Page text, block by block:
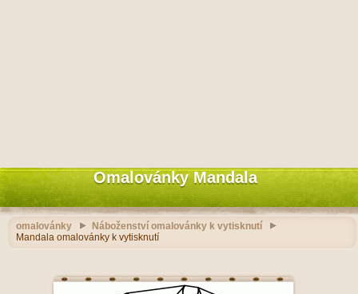
Omalovánky Mandala
omalovánky
Náboženství omalovánky k vytisknutí
Mandala omalovánky k vytisknutí